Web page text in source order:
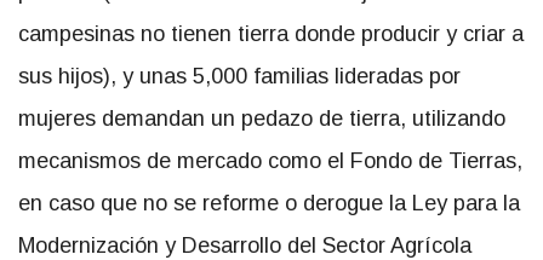
campesinas no tienen tierra donde producir y criar a
sus hijos), y unas 5,000 familias lideradas por
mujeres demandan un pedazo de tierra, utilizando
mecanismos de mercado como el Fondo de Tierras,
en caso que no se reforme o derogue la Ley para la
Modernización y Desarrollo del Sector Agrícola